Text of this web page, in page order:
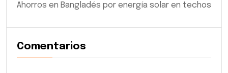
Ahorros en Bangladés por energía solar en techos
Comentarios